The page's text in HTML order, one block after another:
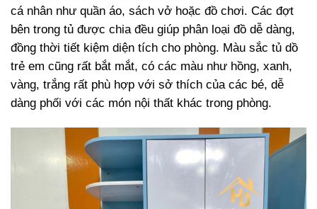
cá nhân như quần áo, sách vở hoặc đồ chơi. Các đợt
bên trong tủ được chia đều giúp phân loại đồ dễ dàng,
đồng thời tiết kiệm diện tích cho phòng. Màu sắc tủ dồ
trẻ em cũng rất bắt mắt, có các màu như hồng, xanh,
vàng, trắng rất phù hợp với sở thích của các bé, dễ
dàng phối với các món nội thất khác trong phòng.